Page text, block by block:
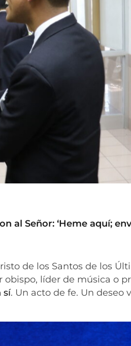
al Señor: ‘Heme aquí;
de los Santos de los
líder de música o
sí. Un acto de fe. Un deseo